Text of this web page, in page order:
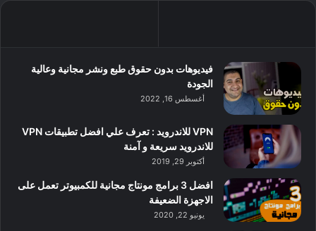
فيديوهات بدون حقوق طبع ونشر مجانية وعالية
الجودة
أغسطس 16, 2022
VPN للاندرويد : تعرف علي افضل تطبيقات VPN
للاندرويد سريعة و آمنة
أكتوبر 29, 2019
افضل 3 برامج مونتاج مجانية للكمبيوتر تعمل على
الاجهزة الضعيفة
يونيو 22, 2020